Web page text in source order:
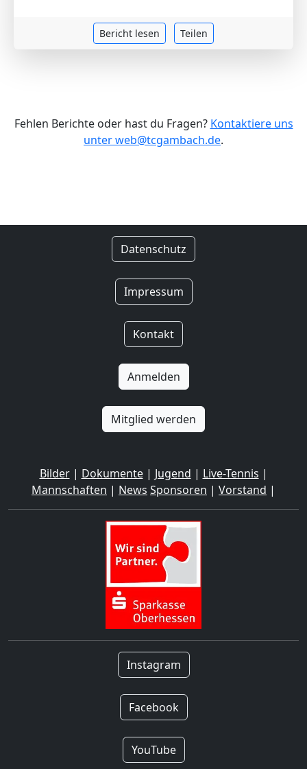
Bericht lesen Teilen
Fehlen Berichte oder hast du Fragen? Kontaktiere uns
unter web@tcgambach.de.
Datenschutz
Impressum
Kontakt
Anmelden
Mitglied werden
Bilder| Dokumente| Jugend | Live-Tennis |
Mannschaften | News Sponsoren | Vorstand |
Instagram
Facebook
YouTube